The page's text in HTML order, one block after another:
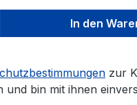
Gib denIn den
zur
und bin mit ihnen